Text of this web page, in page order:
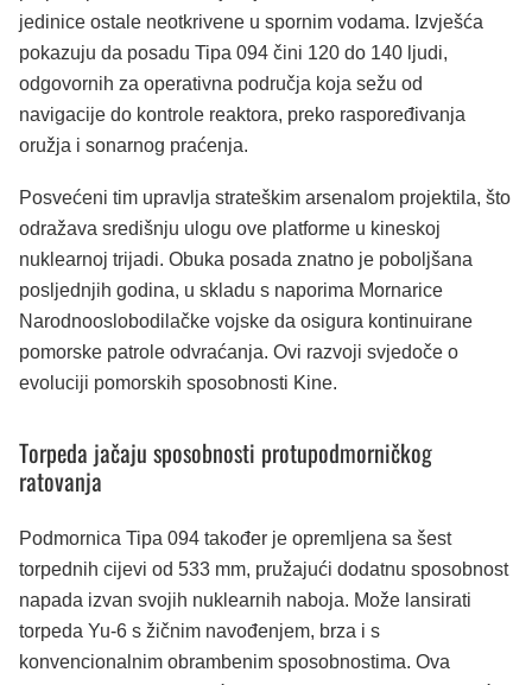
jedinice ostale neotkrivene u spornim vodama. Izvješća
pokazuju da posadu Tipa 094 čini 120 do 140 ljudi,
odgovornih za operativna područja koja sežu od
navigacije do kontrole reaktora, preko raspoređivanja
oružja i sonarnog praćenja.
Posvećeni tim upravlja strateškim arsenalom projektila, što
odražava središnju ulogu ove platforme u kineskoj
nuklearnoj trijadi. Obuka posada znatno je poboljšana
posljednjih godina, u skladu s naporima Mornarice
Narodnooslobodilačke vojske da osigura kontinuirane
pomorske patrole odvraćanja. Ovi razvoji svjedoče o
evoluciji pomorskih sposobnosti Kine.
Torpeda jačaju sposobnosti protupodmorničkog
ratovanja
Podmornica Tipa 094 također je opremljena sa šest
torpednih cijevi od 533 mm, pružajući dodatnu sposobnost
napada izvan svojih nuklearnih naboja. Može lansirati
torpeda Yu-6 s žičnim navođenjem, brza i s
konvencionalnim obrambenim sposobnostima. Ova